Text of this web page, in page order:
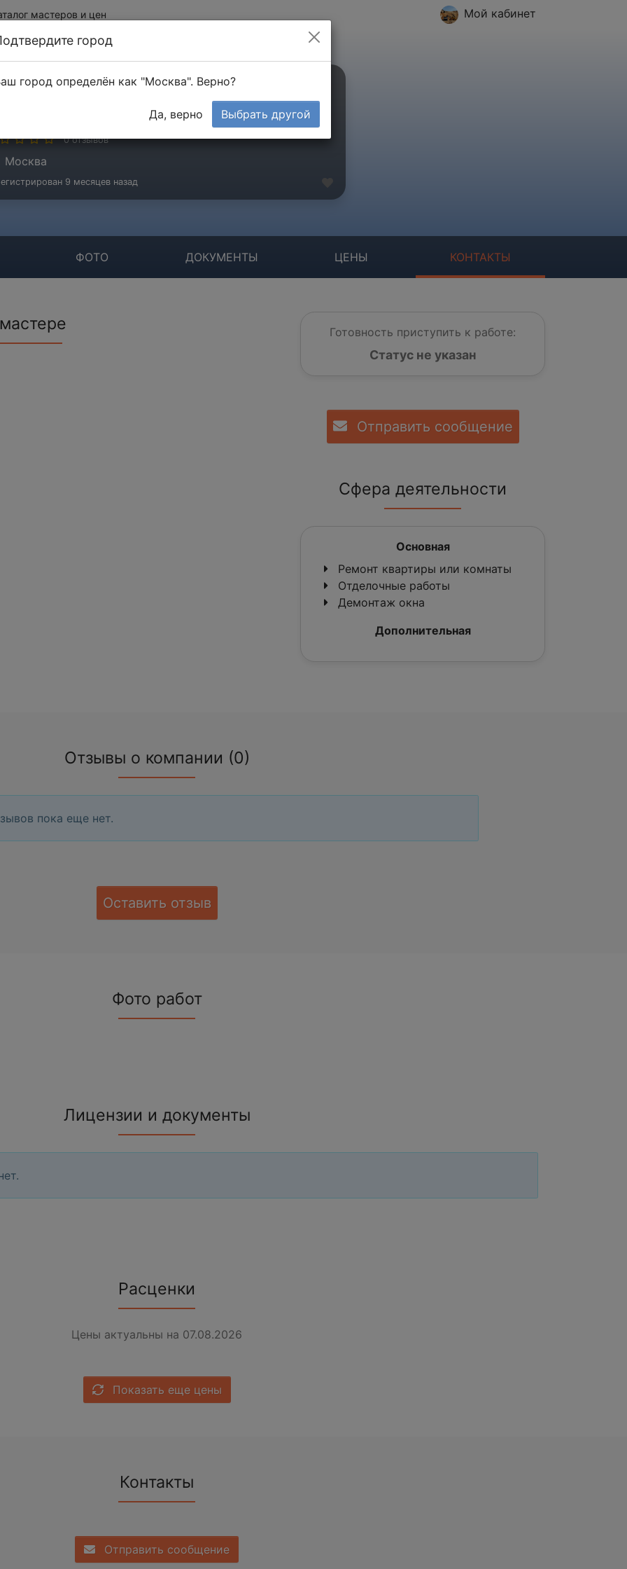
мастеров и цен Мой кабинет
"АльянсТрейд"
0 отзывов
Москва
9 месяцев назад
ФОТО ДОКУМЕНТЫ ЦЕНЫ КОНТАКТЫ
Готовность приступить к работе:
Статус не указан
Отправить сообщение
Сфера деятельности
Основная
Ремонт квартиры или комнаты
Отделочные работы
Демонтаж окна
Дополнительная
Отзывы о компании (0)
пока еще нет.
Оставить отзыв
Фото работ
Лицензии и документы
Расценки
Цены актуальны на 07.08.2026
Показать еще цены
Контакты
Отправить сообщение
город
город определён как "Москва". Верно?
Да, верно Выбрать другой